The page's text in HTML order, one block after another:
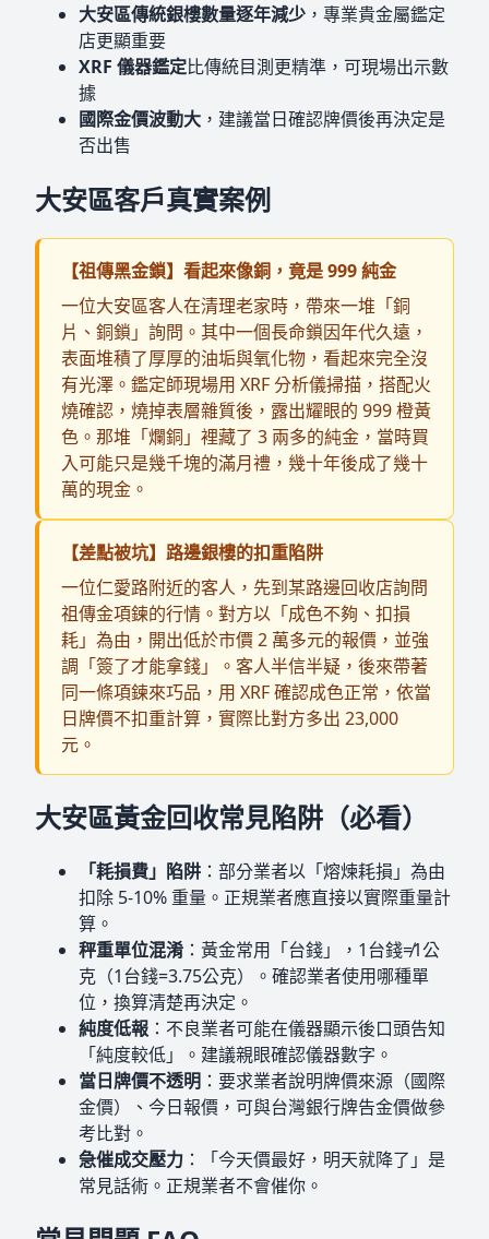
大安區傳統銀樓數量逐年減少 ，專業貴金屬鑑定
店更顯重要
XRF 儀器鑑定比傳統目測更精準，可現場出示數
據
國際金價波動大 ，建議當日確認牌價後再決定是
否出售
大安區客戶真實案例
【祖傳黑金鎖】看起來像銅，竟是 999 純金
一位大安區客人在清理老家時，帶來一堆「銅
片、銅鎖」詢問。其中一個長命鎖因年代久遠，
表面堆積了厚厚的油垢與氧化物，看起來完全沒
有光澤。鑑定師現場用 XRF 分析儀掃描，搭配火
燒確認，燒掉表層雜質後，露出耀眼的 999 橙黃
色。那堆「爛銅」裡藏了 3 兩多的純金，當時買
入可能只是幾千塊的滿月禮，幾十年後成了幾十
萬的現金。
【差點被坑】路邊銀樓的扣重陷阱
一位仁愛路附近的客人，先到某路邊回收店詢問
祖傳金項鍊的行情。對方以「成色不夠、扣損
耗」為由，開出低於市價 2 萬多元的報價，並強
調「簽了才能拿錢」。客人半信半疑，後來帶著
同一條項鍊來巧品，用 XRF 確認成色正常，依當
日牌價不扣重計算，實際比對方多出 23,000
元。
大安區黃金回收常見陷阱（必看）
「耗損費」陷阱 ：部分業者以「熔煉耗損」為由
扣除 5-10% 重量。正規業者應直接以實際重量計
算。
秤重單位混淆 ：黃金常用「台錢」，1台錢≠1公
克（1台錢=3.75公克）。確認業者使用哪種單
位，換算清楚再決定。
純度低報 ：不良業者可能在儀器顯示後口頭告知
「純度較低」。建議親眼確認儀器數字。
當日牌價不透明 ：要求業者說明牌價來源（國際
金價）、今日報價，可與台灣銀行牌告金價做參
考比對。
急催成交壓力 ：「今天價最好，明天就降了」是
常見話術。正規業者不會催你。